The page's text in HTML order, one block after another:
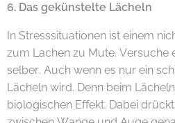
6. Das gekünstelte Lächeln
In Stresssituationen ist einem
zum Lachen zu Mute. Versuche
selber. Auch wenn es nur ein
Lächeln wird. Denn beim
biologischen Effekt. Dabei